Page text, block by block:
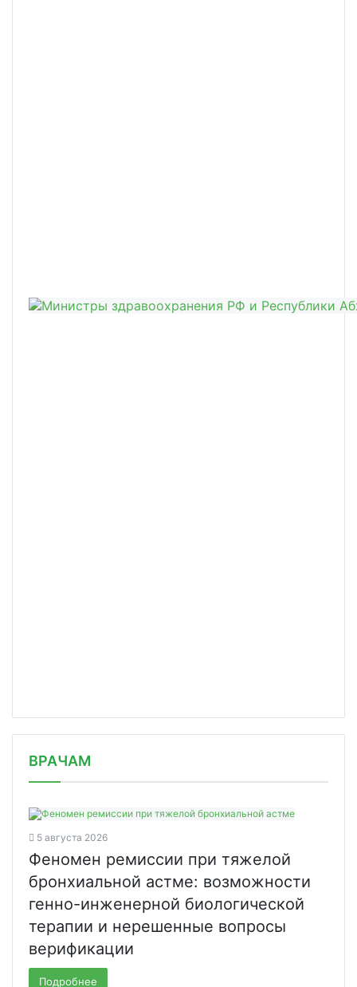
ВРАЧАМ
5 августа 2026
Феномен ремиссии при тяжелой
бронхиальной астме: возможности
генно-инженерной биологической
терапии и нерешенные вопросы
верификации
Подробнее